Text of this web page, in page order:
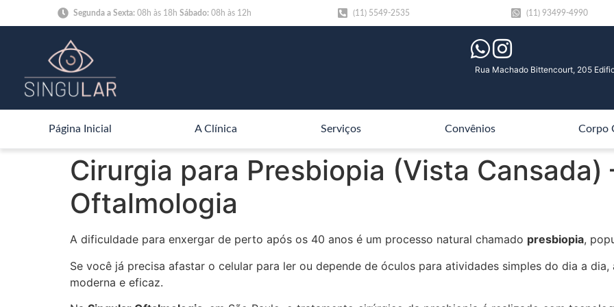
Segunda a Sexta:08h às 18h Sábado:08h às 12h (11) 5549-2535 (11) 93499-4990
Rua Machado Bittencourt, 205
Página Inicial A Clínica Serviços Convênios Corpo
Cirurgia para Presbiopia (Vista
Oftalmologia
A dificuldade para enxergar de perto após os 40 anos é um processo natural chamado presbiopia,
Se você já precisa afastar o celular para ler ou depende de óculos para atividades simples do dia a
moderna e eficaz.